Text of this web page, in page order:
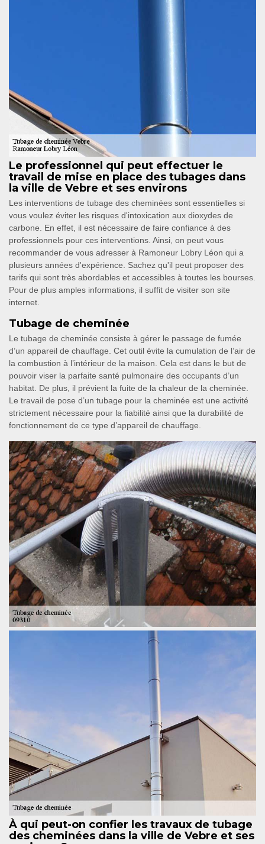
Le professionnel qui peut effectuer le
travail de mise en place des tubages dans
la ville de Vebre et ses environs
Les interventions de tubage des cheminées sont essentielles si
vous voulez éviter les risques d'intoxication aux dioxydes de
carbone. En effet, il est nécessaire de faire confiance à des
professionnels pour ces interventions. Ainsi, on peut vous
recommander de vous adresser à Ramoneur Lobry Léon qui a
plusieurs années d'expérience. Sachez qu'il peut proposer des
tarifs qui sont très abordables et accessibles à toutes les bourses.
Pour de plus amples informations, il suffit de visiter son site
internet.
Tubage de cheminée
Le tubage de cheminée consiste à gérer le passage de fumée
d’un appareil de chauffage. Cet outil évite la cumulation de l’air de
la combustion à l’intérieur de la maison. Cela est dans le but de
pouvoir viser la parfaite santé pulmonaire des occupants d’un
habitat. De plus, il prévient la fuite de la chaleur de la cheminée.
Le travail de pose d’un tubage pour la cheminée est une activité
strictement nécessaire pour la fiabilité ainsi que la durabilité de
fonctionnement de ce type d’appareil de chauffage.
À qui peut-on confier les travaux de tubage
des cheminées dans la ville de Vebre et ses